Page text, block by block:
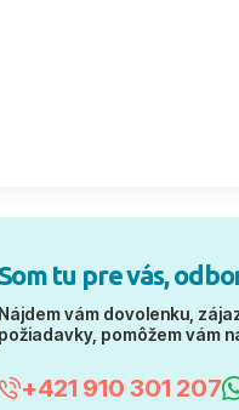
tu pre vás,
Nájdem vám dovolenku,
požiadavky, pomôžem vám
+421 910 301 207